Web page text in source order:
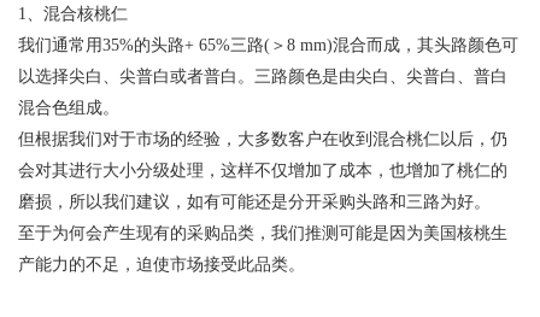
1、混合核桃仁
我们通常用35%的头路+ 65%三路(＞8 mm)混合而成，其头路颜色可
以选择尖白、尖普白或者普白。三路颜色是由尖白、尖普白、普白
混合色组成。
但根据我们对于市场的经验，大多数客户在收到混合桃仁以后，仍
会对其进行大小分级处理，这样不仅增加了成本，也增加了桃仁的
磨损，所以我们建议，如有可能还是分开采购头路和三路为好。
至于为何会产生现有的采购品类，我们推测可能是因为美国核桃生
产能力的不足，迫使市场接受此品类。